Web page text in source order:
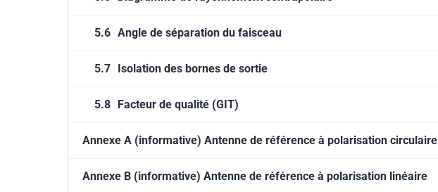
5.6 Angle de séparation du faisceau
5.7 Isolation des bornes de sortie
5.8 Facteur de qualité (GIT)
Annexe A (informative) Antenne de référence à polarisation circulaire
Annexe B (informative) Antenne de référence à polarisation linéaire